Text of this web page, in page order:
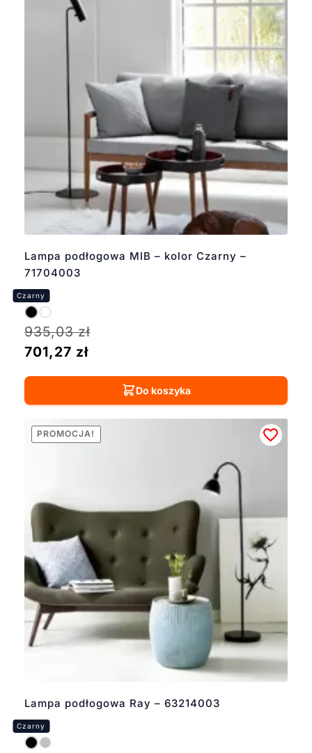
Lampa podłogowa MIB – kolor Czarny –
71704003
935,03zł
701,27 zł
Do koszyka
Lampa podłogowa Ray – 63214003
PROMOCJA!